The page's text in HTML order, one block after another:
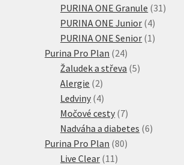
PURINA ONE Granule 31 31
PURINA ONE Junior 44
produkty
PURINA ONE Senior 1 1
Purina Pro Plan 2424
produktů
Žaludek a střeva 55
Alergie 22
produkty
Ledviny 44
produkty
Močové cesty 77
produktů
Nadváha a diabetes 66
Purina Pro Plan 8080
Live Clear 11 11